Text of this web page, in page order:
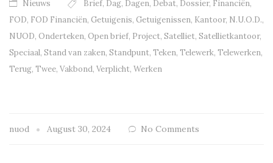
Nieuws Brief, Dag, Dagen, Debat, Dossier, Financiën,
FOD, FOD Financiën, Getuigenis, Getuigenissen, Kantoor, N.U.O.D.,
NUOD, Onderteken, Open brief, Project, Satelliet, Satellietkantoor,
Speciaal, Stand van zaken, Standpunt, Teken, Telewerk, Telewerken,
Terug, Twee, Vakbond, Verplicht, Werken
nuod August 30, 2024 No Comments